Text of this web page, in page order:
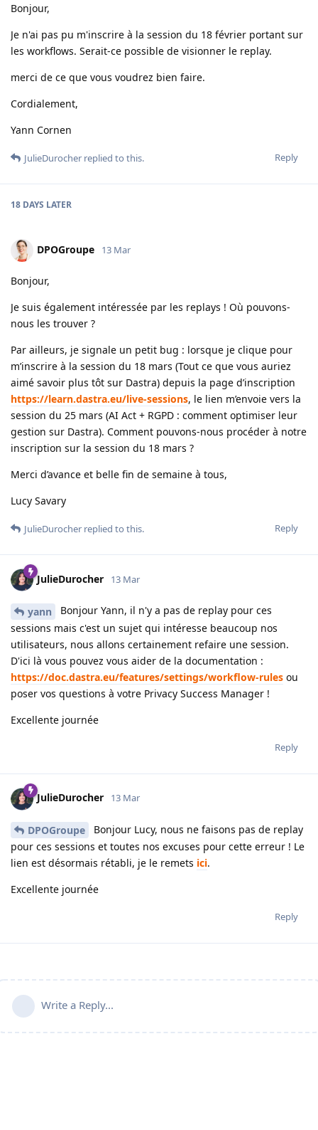
Bonjour,
Je n'ai pas pu m'inscrire à la session du 18 février portant sur
les workflows. Serait-ce possible de visionner le replay.
merci de ce que vous voudrez bien faire.
Cordialement,
Yann Cornen
Reply
JulieDurocher replied to this.
18 DAYS LATER
DPOGroupe 13 Mar
Bonjour,
Je suis également intéressée par les replays ! Où pouvons-
nous les trouver ?
Par ailleurs, je signale un petit bug : lorsque je clique pour
m’inscrire à la session du 18 mars (Tout ce que vous auriez
aimé savoir plus tôt sur Dastra) depuis la page d’inscription
https://learn.dastra.eu/live-sessions, le lien m’envoie vers la
session du 25 mars (AI Act + RGPD : comment optimiser leur
gestion sur Dastra). Comment pouvons-nous procéder à notre
inscription sur la session du 18 mars ?
Merci d’avance et belle fin de semaine à tous,
Lucy Savary
Reply
JulieDurocher replied to this.
JulieDurocher 13 Mar
yann
Bonjour Yann, il n'y a pas de replay pour ces
sessions mais c'est un sujet qui intéresse beaucoup nos
utilisateurs, nous allons certainement refaire une session.
D'ici là vous pouvez vous aider de la documentation :
https://doc.dastra.eu/features/settings/workflow-rules ou
poser vos questions à votre Privacy Success Manager !
Excellente journée
Reply
JulieDurocher 13 Mar
DPOGroupe
Bonjour Lucy, nous ne faisons pas de replay
pour ces sessions et toutes nos excuses pour cette erreur ! Le
lien est désormais rétabli, je le remets ici.
Excellente journée
Reply
Write a Reply...